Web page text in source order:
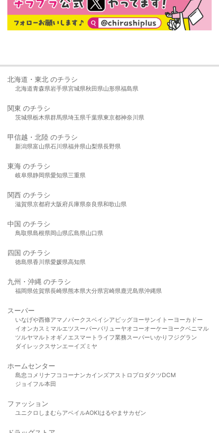
北海道・東北 のチラシ
北海道青森県岩手県宮城県秋田県山形県福島県
関東 のチラシ
茨城県栃木県群馬県埼玉県千葉県東京都神奈川県
甲信越・北陸 のチラシ
新潟県富山県石川県福井県山梨県長野県
東海 のチラシ
岐阜県静岡県愛知県三重県
関西 のチラシ
滋賀県京都府大阪府兵庫県奈良県和歌山県
中国 のチラシ
鳥取県島根県岡山県広島県山口県
四国 のチラシ
徳島県香川県愛媛県高知県
九州・沖縄 のチラシ
福岡県佐賀県長崎県熊本県大分県宮崎県鹿児島県沖縄県
スーパー
いなげや西條アマノパークスベイシア ビッグヨーサンイトーヨーカドー
イオンカスミ マルエツスーパーバリューヤオコーオーケー ヨークベニマル
ツルヤマルト オギノ エスマート ライフ業務スーパーいかり フジグラン
ダイレックスサンエーイズミヤ
ホームセンター
島忠 コメリ ナフコ コーナンカインズアストロプロダクツDCM
ジョイフル本田
ファッション
ユニクロ しまむら アベイルAOKIはるやま サカゼン